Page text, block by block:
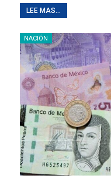
LEE MAS...
NACIÓN